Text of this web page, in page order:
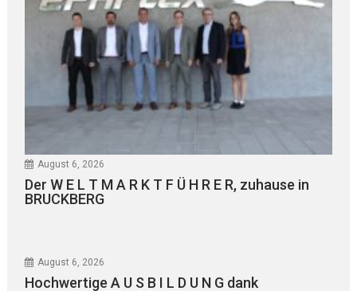
August 6, 2026
Der W E L T M A R K T F Ü H R E R, zuhause in
BRUCKBERG
August 6, 2026
Hochwertige A U S B I L D U N G dank